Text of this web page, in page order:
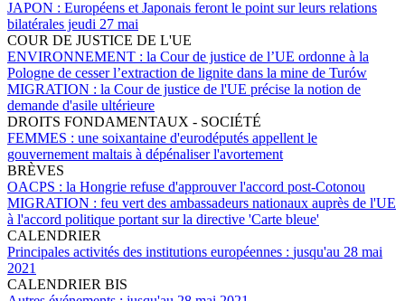
JAPON : Européens et Japonais feront le point sur leurs relations
bilatérales jeudi 27 mai
COUR DE JUSTICE DE L'UE
ENVIRONNEMENT : la Cour de justice de l’UE ordonne à la
Pologne de cesser l’extraction de lignite dans la mine de Turów
MIGRATION : la Cour de justice de l'UE précise la notion de
demande d'asile ultérieure
DROITS FONDAMENTAUX - SOCIÉTÉ
FEMMES : une soixantaine d'eurodéputés appellent le
gouvernement maltais à dépénaliser l'avortement
BRÈVES
OACPS : la Hongrie refuse d'approuver l'accord post-Cotonou
MIGRATION : feu vert des ambassadeurs nationaux auprès de l'UE
à l'accord politique portant sur la directive 'Carte bleue'
CALENDRIER
Principales activités des institutions européennes : jusqu'au 28 mai
2021
CALENDRIER BIS